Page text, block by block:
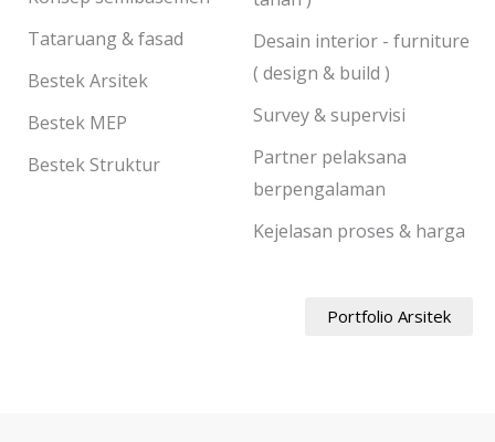
Tataruang & fasad
Bestek Arsitek
Bestek MEP
Bestek Struktur
Desain interior - furniture
( design & build )
Survey & supervisi
Partner pelaksana
berpengalaman
Kejelasan proses & harga
Portfolio Arsitek